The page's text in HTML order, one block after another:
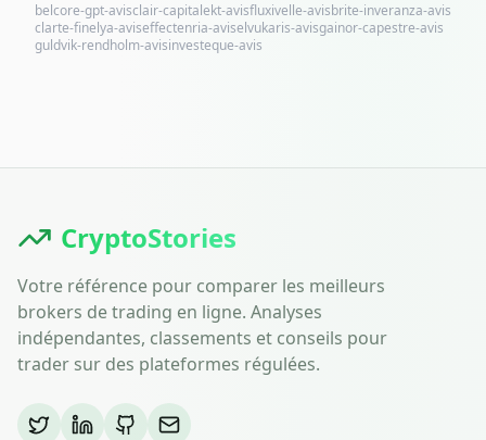
belcore-gpt-avisclair-capitalekt-avisfluxivelle-avisbrite-inveranza-avis
clarte-finelya-aviseffectenria-aviselvukaris-avisgainor-capestre-avis
guldvik-rendholm-avisinvesteque-avis
CryptoStories
Votre référence pour comparer les meilleurs
brokers de trading en ligne. Analyses
indépendantes, classements et conseils pour
trader sur des plateformes régulées.